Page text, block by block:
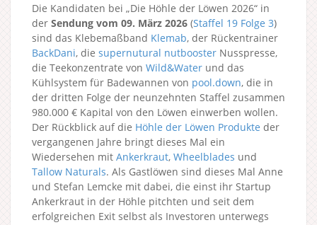
Die Kandidaten bei „Die Höhle der Löwen 2026“ in
der Sendung vom 09. März 2026 (Staffel 19 Folge 3)
sind das Klebemaßband Klemab, der Rückentrainer
BackDani, die supernutural nutbooster Nusspresse,
die Teekonzentrate von Wild&Water und das
Kühlsystem für Badewannen von pool.down, die in
der dritten Folge der neunzehnten Staffel zusammen
980.000 € Kapital von den Löwen einwerben wollen.
Der Rückblick auf die Höhle der Löwen Produkte der
vergangenen Jahre bringt dieses Mal ein
Wiedersehen mit Ankerkraut, Wheelblades und
Tallow Naturals. Als Gastlöwen sind dieses Mal Anne
und Stefan Lemcke mit dabei, die einst ihr Startup
Ankerkraut in der Höhle pitchten und seit dem
erfolgreichen Exit selbst als Investoren unterwegs